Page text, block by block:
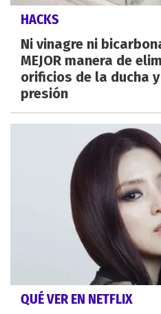
HACKS
Ni vinagre ni
MEJOR manera de
orificios de la ducha y
presión
QUÉ VER EN NETFLIX